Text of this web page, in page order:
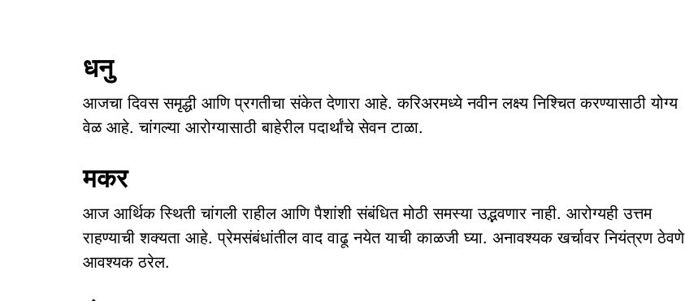
धनु
आजचा दिवस समृद्धी आणि प्रगतीचा संकेत देणारा आहे. करिअरमध्ये नवीन लक्ष्य निश्चित करण्यासाठी योग्य
वेळ आहे. चांगल्या आरोग्यासाठी बाहेरील पदार्थांचे सेवन टाळा.
मकर
आज आर्थिक स्थिती चांगली राहील आणि पैशांशी संबंधित मोठी समस्या उद्भवणार नाही. आरोग्यही उत्तम
राहण्याची शक्यता आहे. प्रेमसंबंधांतील वाद वाढू नयेत याची काळजी घ्या. अनावश्यक खर्चावर नियंत्रण ठेवणे
आवश्यक ठरेल.